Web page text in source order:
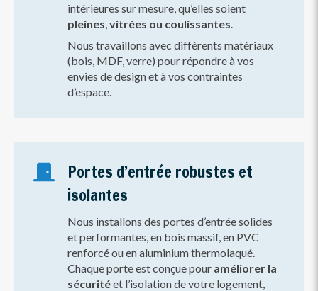
intérieures sur mesure, qu’elles soient
pleines vitrées ou coulissantes
Nous travaillons avec différents matériaux
(bois, MDF, verre) pour répondre à vos
envies de design et à vos contraintes
d’espace.
Portes d’entrée robustes et
isolantes
Nous installons des portes d’entrée solides
et performantes, en bois massif, en PVC
renforcé ou en aluminium thermolaqué.
Chaque porte est conçue pour améliorer la
sécuritéet l’isolation de votre logement,